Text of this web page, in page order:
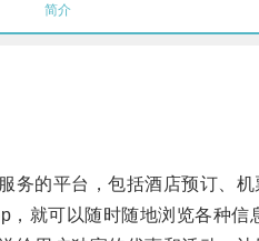
简介
的平台，包括酒店预订、机
就可以随时随地浏览各种信